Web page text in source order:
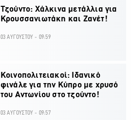
Τζούντο: Χάλκινα μετάλλια για
Κρουσσανιωτάκη και Ζανέτ!
03 ΑΥΓΟΥΣΤΟΥ - 09:59
Κοινοπολιτειακοί: Ιδανικό
φινάλε για την Κύπρο με χρυσό
του Αντωνίου στο τζούντο!
03 ΑΥΓΟΥΣΤΟΥ - 09:57